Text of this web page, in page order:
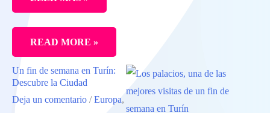
UNA
SEMANA
EN
READ MORE »
Un fin de semana en Turín:
Descubre la Ciudad
Deja un comentario /Europa,